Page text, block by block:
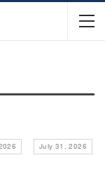
July 31, 2026